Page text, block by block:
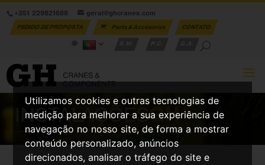
Utilizamos cookies e outras tecnologias de
medição para melhorar a sua experiência de
navegação no nosso site, de forma a mostrar
conteúdo personalizado, anúncios
direcionados, analisar o tráfego do site e
+351 229821688 geral@ghcranes.com
PEDIDO DE PROPOSTA Parts & Accesories
CONTATO
INSTALAÇÕESGH